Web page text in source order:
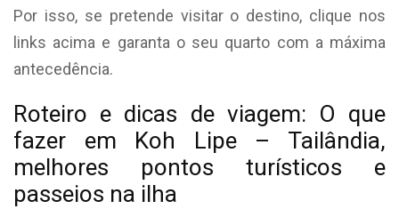
Por isso, se pretende visitar o destino, clique nos
links acima e garanta o seu quarto com a máxima
antecedência.
Roteiro e dicas de viagem: O que
fazer em Koh Lipe – Tailândia,
melhores pontos turísticos e
passeios na ilha